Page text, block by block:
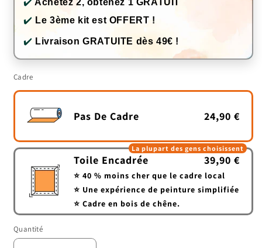
✔️ Achetez 2, obtenez 1 GRATUIT
✔️ Le 3ème kit est OFFERT !
✔️ Livraison GRATUITE dès 49€ !
Cadre
Pas De Cadre 24,90 €
Toile Encadrée 39,90 €
⭐ 40 % moins cher que le cadre local
⭐ Une expérience de peinture simplifiée
⭐ Cadre en bois de chêne.
La plupart des gens choisissent
Quantité
Quantité